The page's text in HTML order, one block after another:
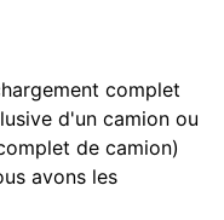
complet
d'un camion ou
de camion)
avons les